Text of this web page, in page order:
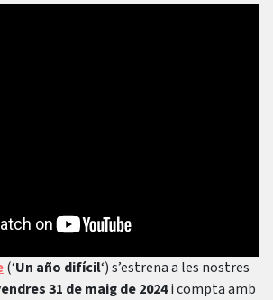
(‘Un año difícil‘) s’estrena a les nostres
31 de maig de 2024i compta amb